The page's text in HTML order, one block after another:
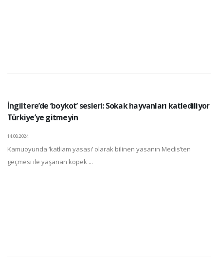
İngiltere’de ‘boykot’ sesleri: Sokak hayvanları katlediliyor
Türkiye’ye gitmeyin
14.08.2024
Kamuoyunda ‘katliam yasası’ olarak bilinen yasanın Meclis’ten
geçmesi ile yaşanan köpek ...